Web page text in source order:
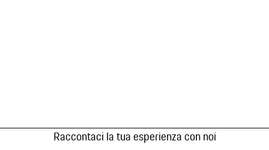
Raccontaci la tua esperienza con noi